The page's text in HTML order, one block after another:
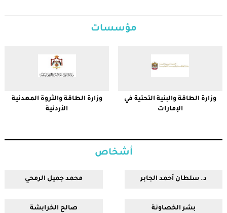
مؤسسات
وزارة الطاقة والبنية التحتية في
الإمارات
وزارة الطاقة والثروة المعدنية
الأردنية
أشخاص
د. سلطان أحمد الجابر محمد جميل الرمحي
بشر الخصاونة صالح الخرابشة